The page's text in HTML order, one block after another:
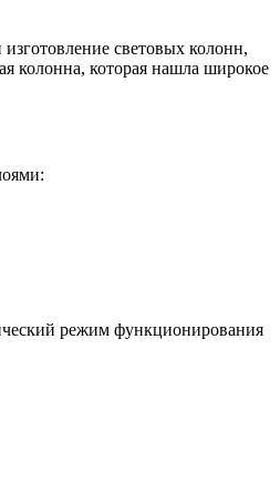
световых колонн,
колонна, которая нашла широкое
режим функционирования